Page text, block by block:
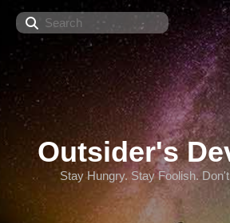
Search
Outsider's
Stay Hungry. Stay Foolish.